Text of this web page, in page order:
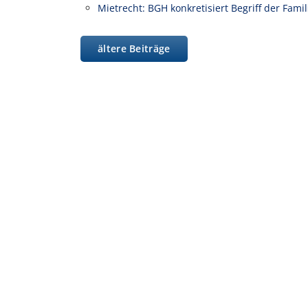
Mietrecht: BGH konkretisiert Begriff der
ältere Beiträge